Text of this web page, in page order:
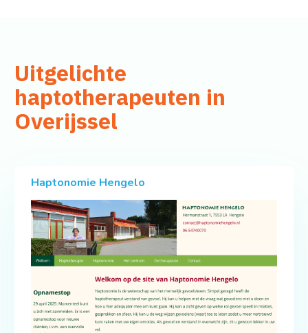
Uitgelichte
haptotherapeuten in
Overijssel
Haptonomie Hengelo